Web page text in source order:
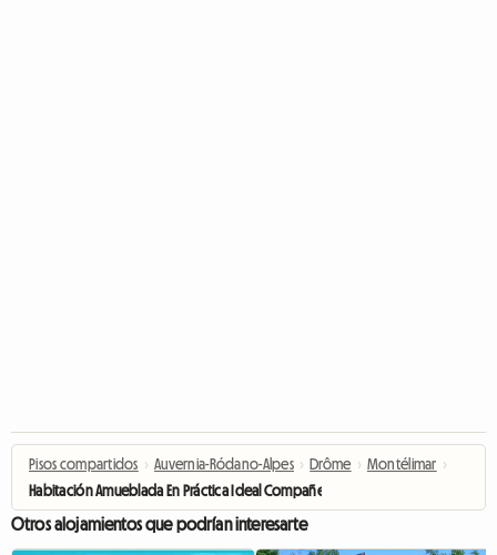
Pisos compartidos › Auvernia-Ródano-Alpes › Drôme › Montélimar ›
Habitación Amueblada En Práctica Ideal Compañero De Piso, Estudiante
Otros alojamientos que podrían interesarte